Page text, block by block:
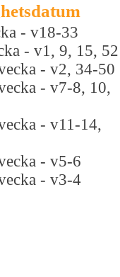
- v18-33
- v1, 9, 15, 52
- v2, 34-50
- v7-8, 10,
- v11-14,
- v5-6
- v3-4